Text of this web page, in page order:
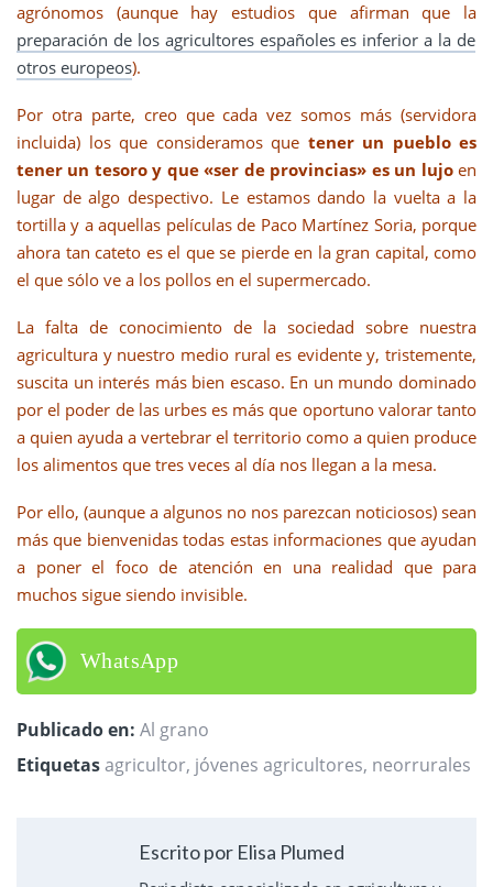
agrónomos (aunque hay estudios que afirman que la
preparación de los agricultores españoles es inferior a la de
otros europeos).
Por otra parte, creo que cada vez somos más (servidora
incluida) los que consideramos que tener un pueblo es
tener un tesoro y que «ser de provincias» es un lujoen
lugar de algo despectivo. Le estamos dando la vuelta a la
tortilla y a aquellas películas de Paco Martínez Soria, porque
ahora tan cateto es el que se pierde en la gran capital, como
el que sólo ve a los pollos en el supermercado.
La falta de conocimiento de la sociedad sobre nuestra
agricultura y nuestro medio rural es evidente y, tristemente,
suscita un interés más bien escaso. En un mundo dominado
por el poder de las urbes es más que oportuno valorar tanto
a quien ayuda a vertebrar el territorio como a quien produce
los alimentos que tres veces al día nos llegan a la mesa.
Por ello, (aunque a algunos no nos parezcan noticiosos) sean
más que bienvenidas todas estas informaciones que ayudan
a poner el foco de atención en una realidad que para
muchos sigue siendo invisible.
WhatsApp
Publicado en: Al grano
Etiquetasagricultor, jóvenes agricultores, neorrurales
Escrito por Elisa Plumed